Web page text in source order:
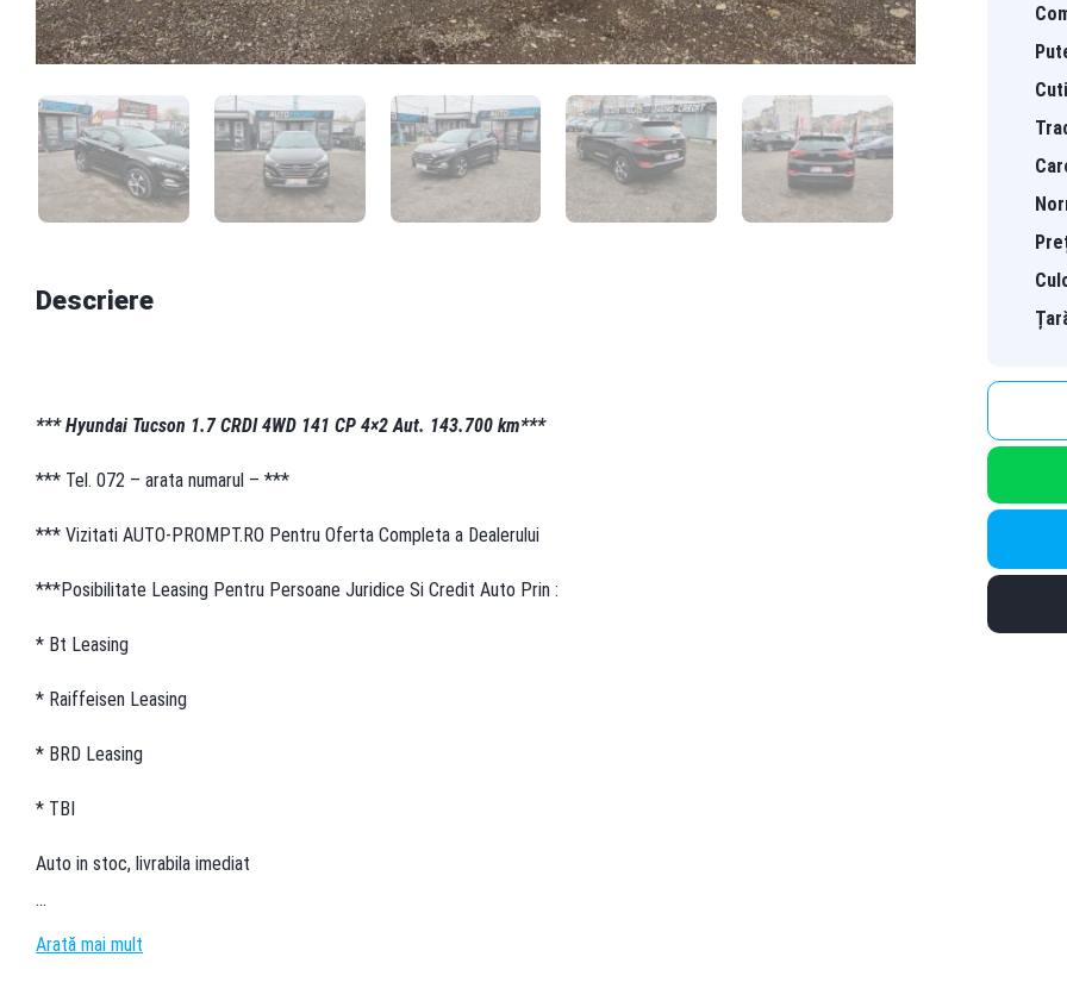
Descriere
*** Hyundai Tucson 1.7 CRDI 4WD 141 CP 4×2 Aut. 143.700 km***
*** Tel. 072 – arata numarul – ***
*** Vizitati AUTO-PROMPT.RO Pentru Oferta Completa a Dealerului
***Posibilitate Leasing Pentru Persoane Juridice Si Credit Auto Prin :
* Bt Leasing
* Raiffeisen Leasing
* BRD Leasing
* TBI
Auto in stoc, livrabila imediat
…
Arată mai mult